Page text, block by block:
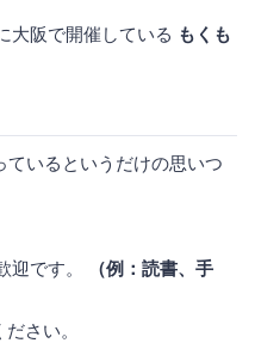
阪で開催している もくも
いるというだけの思いつ
迎です。
（例：読書、手
さい。